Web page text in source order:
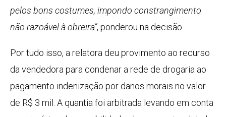
pelos bons costumes, impondo constrangimento
não razoável à obreira”, ponderou na decisão.
Por tudo isso, a relatora deu provimento ao recurso
da vendedora para condenar a rede de drogaria ao
pagamento indenização por danos morais no valor
de R$ 3 mil. A quantia foi arbitrada levando em conta